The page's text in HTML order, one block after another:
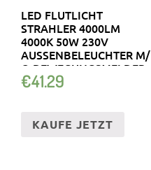
LED FLUTLICHT
STRAHLER 4000LM
4000K 50W 230V
AUSSENBELEUCHTER M/ O
BEWEGUNGSMELDER
€41.29
KAUFE JETZT